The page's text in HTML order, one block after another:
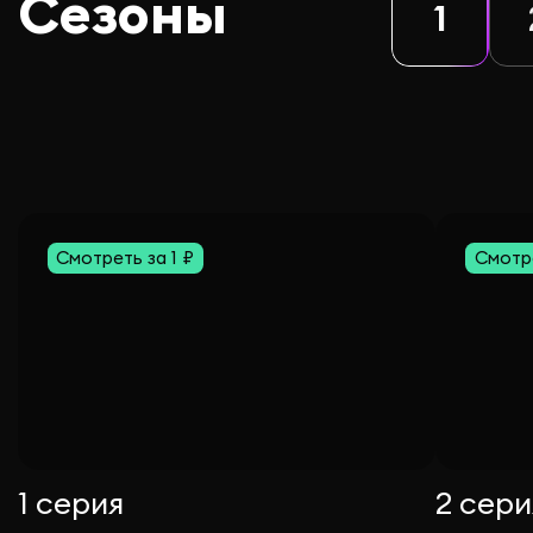
1
Смотреть за 1 ₽
1 серия 2